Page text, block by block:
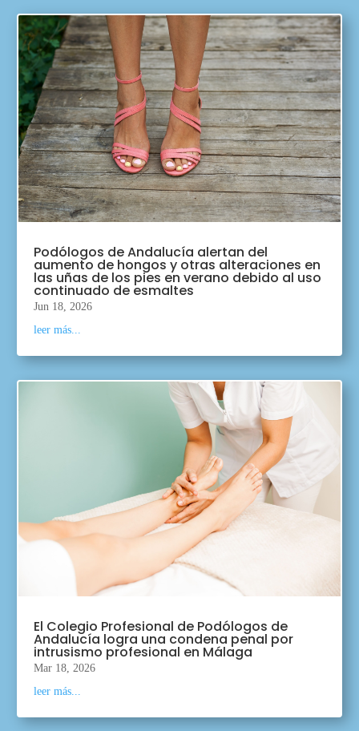
Podólogos de Andalucía alertan del
aumento de hongos y otras alteraciones en
las uñas de los pies en verano debido al uso
continuado de esmaltes
Jun 18, 2026
leer más...
El Colegio Profesional de Podólogos de
Andalucía logra una condena penal por
intrusismo profesional en Málaga
Mar 18, 2026
leer más...